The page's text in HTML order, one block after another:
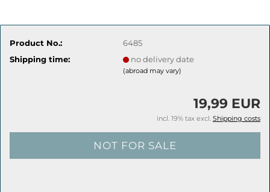
Product No.:
6485
Shipping time:
no delivery date
(abroad may vary)
19,99 EUR
incl. 19% tax excl. Shipping costs